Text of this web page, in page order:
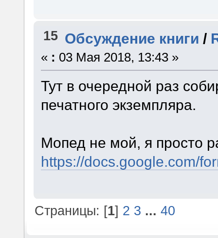
15 Обсуждение книги /
« : 03 Мая 2018, 13:43 »
Тут в очередной раз
печатного экземпляра.
Мопед не мой, я просто
https://docs.google.com/
Страницы: [1] 2 3 ...40